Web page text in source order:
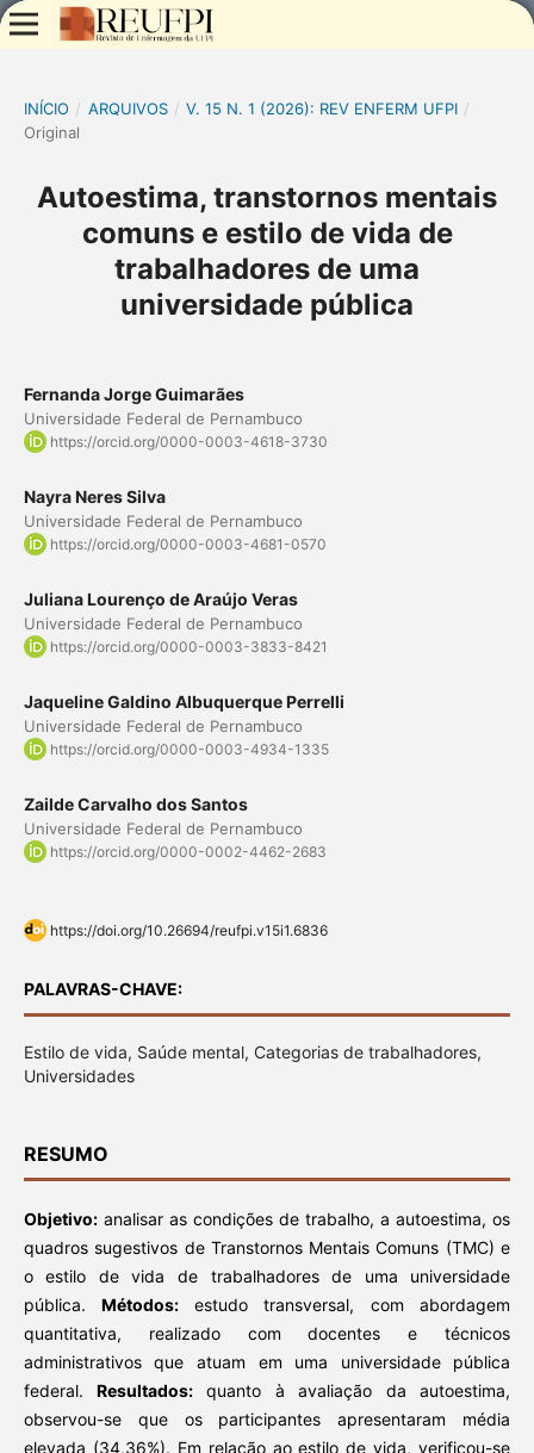
INÍCIO / ARQUIVOS / V. 15 N. 1 (2026): REV ENFERM UFPI /
Original
Autoestima, transtornos mentais
comuns e estilo de vida de
trabalhadores de uma
universidade pública
Fernanda Jorge Guimarães
Universidade Federal de Pernambuco
https://orcid.org/0000-0003-4618-3730
Nayra Neres Silva
Universidade Federal de Pernambuco
https://orcid.org/0000-0003-4681-0570
Juliana Lourenço de Araújo Veras
Universidade Federal de Pernambuco
https://orcid.org/0000-0003-3833-8421
Jaqueline Galdino Albuquerque Perrelli
Universidade Federal de Pernambuco
https://orcid.org/0000-0003-4934-1335
Zailde Carvalho dos Santos
Universidade Federal de Pernambuco
https://orcid.org/0000-0002-4462-2683
https://doi.org/10.26694/reufpi.v15i1.6836
PALAVRAS-CHAVE:
Estilo de vida, Saúde mental, Categorias de trabalhadores,
Universidades
RESUMO
Objetivo:analisar as condições de trabalho, a autoestima, os
quadros sugestivos de Transtornos Mentais Comuns (TMC) e
o estilo de vida de trabalhadores de uma universidade
pública.Métodos: estudo transversal, com abordagem
quantitativa, realizado com docentes e técnicos
administrativos que atuam em uma universidade pública
federal.Resultados: quanto à avaliação da autoestima,
observou-se que os participantes apresentaram média
elevada (34,36%). Em relação ao estilo de vida, verificou-se